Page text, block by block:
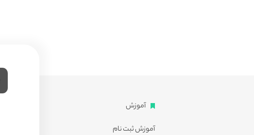
آموزش
آموزش ثبت نام